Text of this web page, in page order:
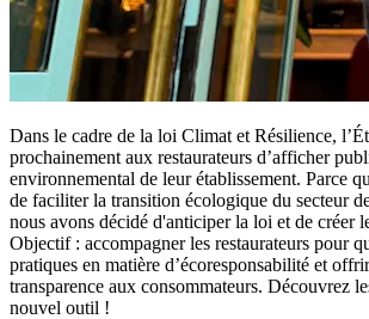
Dans le cadre de la loi Climat et Résilience,
prochainement aux restaurateurs d’afficher
environnemental de leur établissement. Parce
de faciliter la transition écologique du secteur
nous avons décidé d'anticiper la loi et de créer
Objectif : accompagner les restaurateurs pour
pratiques en matière d’écoresponsabilité et
transparence aux consommateurs. Découvrez
nouvel outil !